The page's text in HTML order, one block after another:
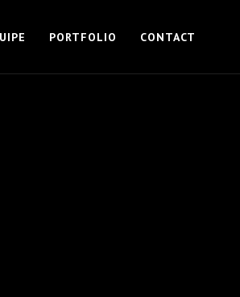
PORTFOLIO CONTACT